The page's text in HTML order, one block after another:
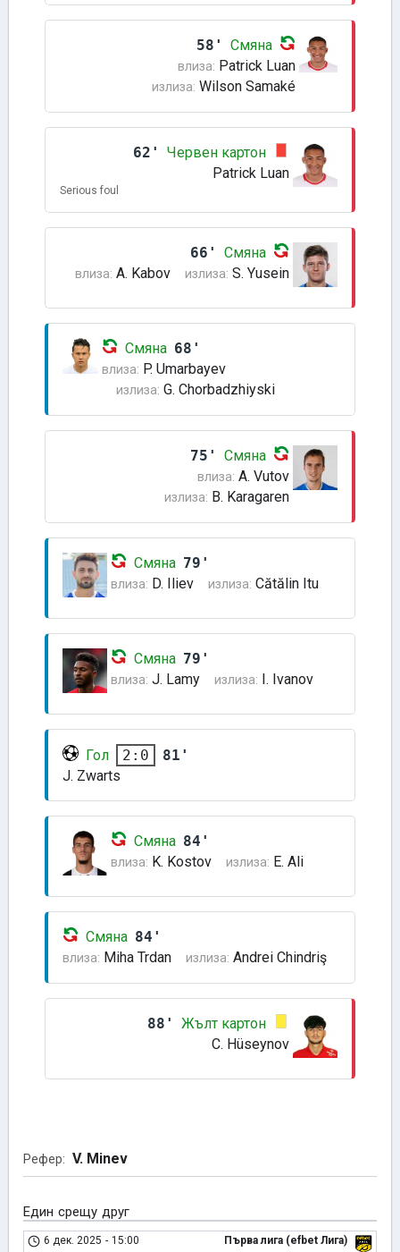
58' Смяна
влиза: Patrick Luan
излиза: Wilson Samaké
62'
Червен картон
Patrick Luan
Serious foul
66' Смяна
влиза: A. Kabov излиза: S. Yusein
Смяна 68'
влиза: P. Umarbayev
излиза: G. Chorbadzhiyski
75' Смяна
влиза: A. Vutov
излиза: B. Karagaren
Смяна 79'
влиза: D. Iliev излиза: Cătălin Itu
Смяна 79'
влиза: J. Lamy излиза: I. Ivanov
Гол 2:0
81'
J. Zwarts
Смяна 84'
влиза: K. Kostov излиза: E. Ali
Смяна 84'
влиза: Miha Trdan излиза: Andrei Chindriş
88'
Жълт картон
C. Hüseynov
Рефер: V. Minev
Един срещу друг
Първа лига (efbet Лига)
6 дек. 2025 - 15:00